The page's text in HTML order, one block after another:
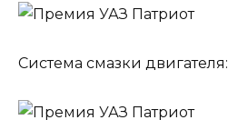
Система смазки двигателя: